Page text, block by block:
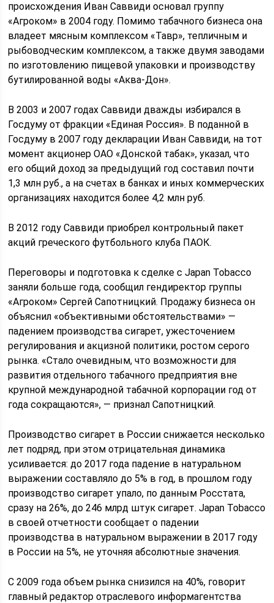
происхождения Иван Саввиди основал группу
«Агроком» в 2004 году. Помимо табачного бизнеса она
владеет мясным комплексом «Тавр», тепличным и
рыбоводческим комплексом, а также двумя заводами
по изготовлению пищевой упаковки и производству
бутилированной воды «Аква-Дон».
В 2003 и 2007 годах Саввиди дважды избирался в
Госдуму от фракции «Единая Россия». В поданной в
Госдуму в 2007 году декларации Иван Саввиди, на тот
момент акционер ОАО «Донской табак», указал, что
его общий доход за предыдущий год составил почти
1,3 млн руб., а на счетах в банках и иных коммерческих
организациях находится более 4,2 млн руб.
В 2012 году Саввиди приобрел контрольный пакет
акций греческого футбольного клуба ПАОК.
Переговоры и подготовка к сделке с Japan Tobacco
заняли больше года, сообщил гендиректор группы
«Агроком» Сергей Сапотницкий. Продажу бизнеса он
объяснил «объективными обстоятельствами» —
падением производства сигарет, ужесточением
регулирования и акцизной политики, ростом серого
рынка. «Стало очевидным, что возможности для
развития отдельного табачного предприятия вне
крупной международной табачной корпорации год от
года сокращаются», — признал Сапотницкий.
Производство сигарет в России снижается несколько
лет подряд, при этом отрицательная динамика
усиливается: до 2017 года падение в натуральном
выражении составляло до 5% в год, в прошлом году
производство сигарет упало, по данным Росстата,
сразу на 26%, до 246 млрд штук сигарет. Japan Tobacco
в своей отчетности сообщает о падении
производства в натуральном выражении в 2017 году
в России на 5%, не уточняя абсолютные значения.
С 2009 года объем рынка снизился на 40%, говорит
главный редактор отраслевого информагентства